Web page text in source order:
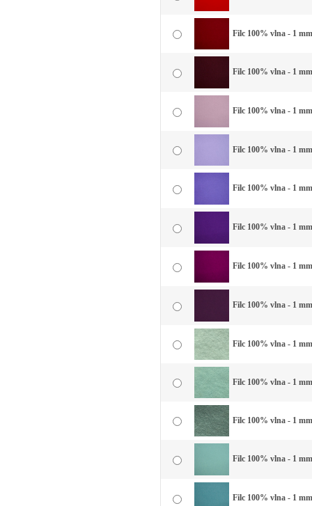
Filc 100% vlna - 1
Filc 100% vlna - 1
Filc 100% vlna - 1
Filc 100% vlna - 1
Filc 100% vlna - 1
Filc 100% vlna - 1
Filc 100% vlna - 1
Filc 100% vlna - 1
Filc 100% vlna - 1
Filc 100% vlna - 1
Filc 100% vlna - 1
Filc 100% vlna - 1
Filc 100% vlna - 1